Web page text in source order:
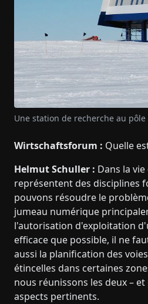
Une station de recherche au
Wirtschaftsforum : Quelle
Helmut Schuller : Dans la
représentent des disciplines
pouvons résoudre le
jumeau numérique
l'autorisation d'exploitation
efficace que possible, il ne
aussi la planification des
étincelles dans certaines
nous réunissons les deux –
aspects pertinents.